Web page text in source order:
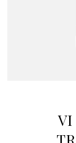
VI